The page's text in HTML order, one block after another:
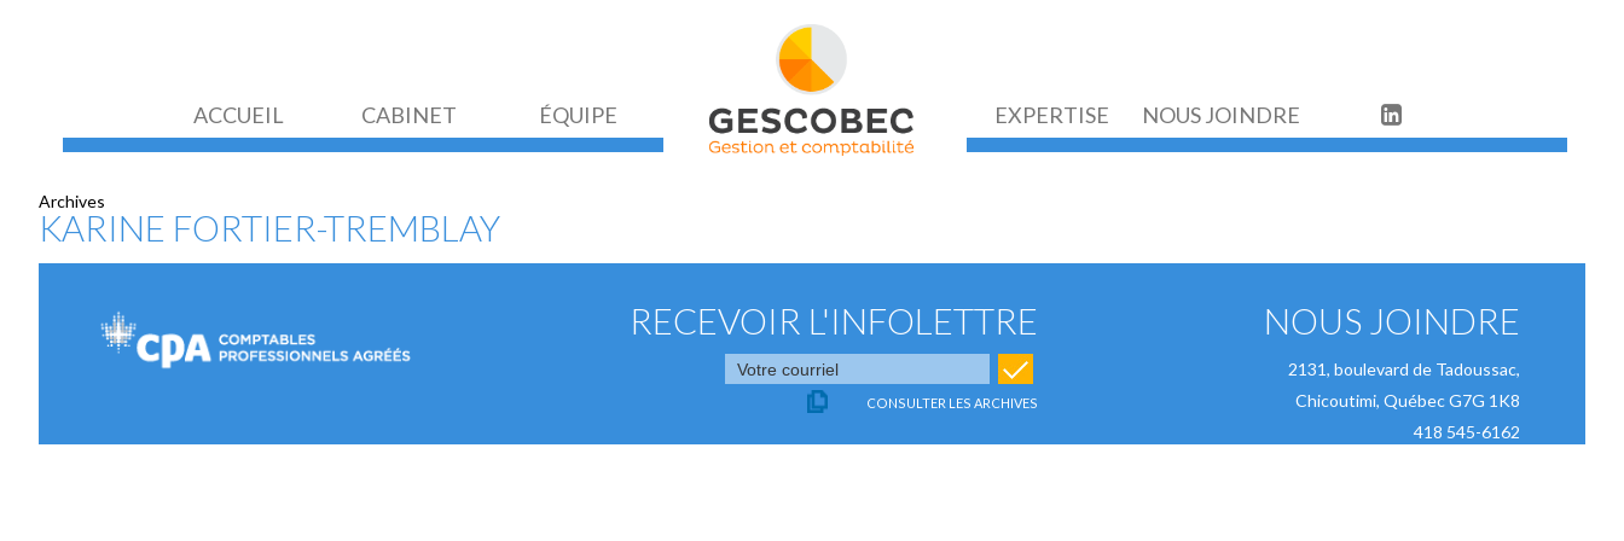
ACCUEIL CABINET ÉQUIPE EXPERTISE NOUS JOINDRE 
Archives
KARINE FORTIER-TREMBLAY
RECEVOIR L'INFOLETTRE
CONSULTER LES ARCHIVES
NOUS JOINDRE
2131, boulevard de Tadoussac,
Chicoutimi, Québec G7G 1K8
418 545-6162